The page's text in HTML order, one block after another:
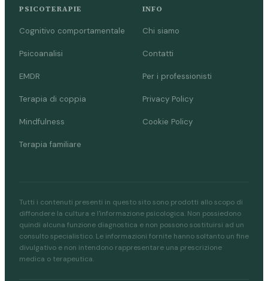
PSICOTERAPIE
Cognitivo comportamentale
Psicoanalisi
EMDR
Terapia di coppia
Mindfulness
Terapia familiare
INFO
Chi siamo
Contatti
Per i professionisti
Privacy Policy
Cookie Policy
Tutti i contenuti presenti in questo sito sono prodotti allo scopo di
diffondere la cultura e l'informazione psicologica. Non possiedono
quindi alcuna funzione diagnostica e non possono sostituirsi ad un
consulto specialistico. Le informazioni fornite hanno soltanto un fine
divulgativo e non intendono rappresentare una prescrizione
medica o terapeutica.